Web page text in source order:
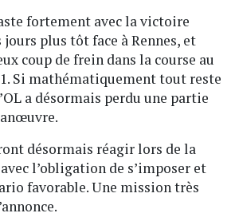
fortement avec la victoire
plus tôt face à Rennes, et
coup de frein dans la course au
Si mathématiquement tout reste
a désormais perdu une partie
désormais réagir lors de la
l’obligation de s’imposer et
favorable. Une mission très